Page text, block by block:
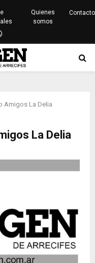
Quienes
somos
Contacto
Whatsapp
Amigos La Delia
La Delia